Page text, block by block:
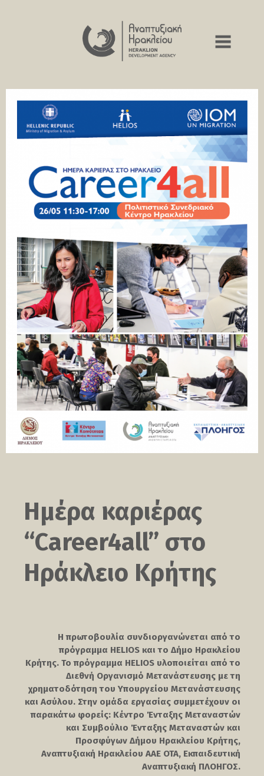
Ημέρα καριέρας
“Career4all” στο
Ηράκλειο Κρήτης
Η πρωτοβουλία συνδιοργανώνεται από το
πρόγραμμα HELIOS και το Δήμο Ηρακλείου
Κρήτης. Το πρόγραμμα HELIOS υλοποιείται από το
Διεθνή Οργανισμό Μετανάστευσης με τη
χρηματοδότηση του Υπουργείου Μετανάστευσης
και Ασύλου. Στην ομάδα εργασίας συμμετέχουν οι
παρακάτω φορείς: Κέντρο Ένταξης Μεταναστών
και Συμβούλιο Ένταξης Μεταναστών και
Προσφύγων Δήμου Ηρακλείου Κρήτης,
Αναπτυξιακή Ηρακλείου ΑAΕ OTA, Εκπαιδευτική
Αναπτυξιακή ΠΛΟΗΓΟΣ.